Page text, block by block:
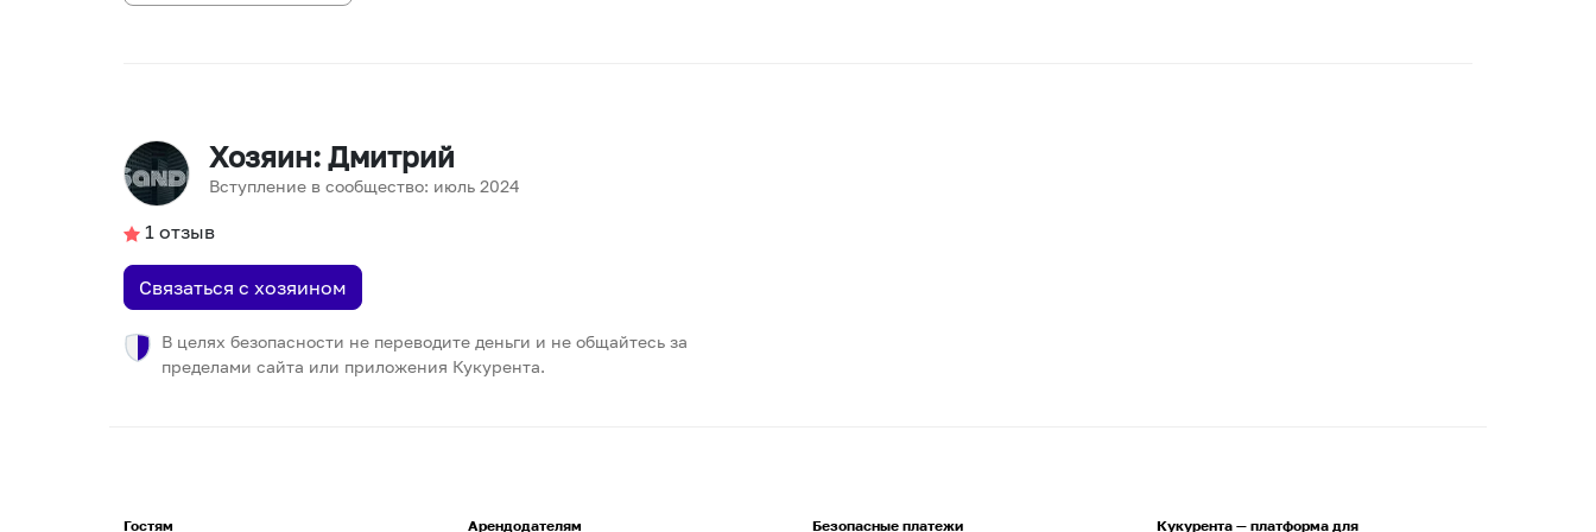
Хозяин: Дмитрий
Вступление в сообщество: июль 2024
1 отзыв
Связаться с хозяином
В целях безопасности не переводите деньги и не общайтесь за
пределами сайта или приложения Кукурента.
Гостям Арендодателям Безопасные платежи Кукурента — платформа для